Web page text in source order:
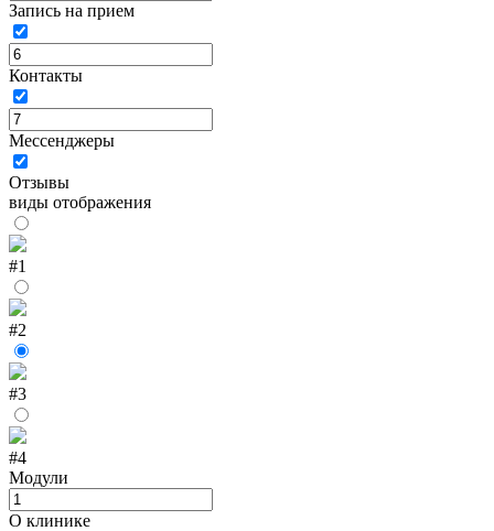
Запись на прием
Контакты
Мессенджеры
Отзывы
виды отображения
#1
#2
#3
#4
Модули
О клинике